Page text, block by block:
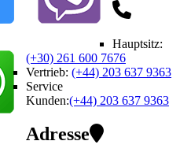
Hauptsitz:
(+30) 261 600 7676
Vertrieb: (+44) 203 637 9363
Service
Kunden:(+44) 203 637 9363
Adresse